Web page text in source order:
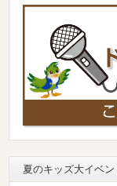
夏のキッズ大イベン